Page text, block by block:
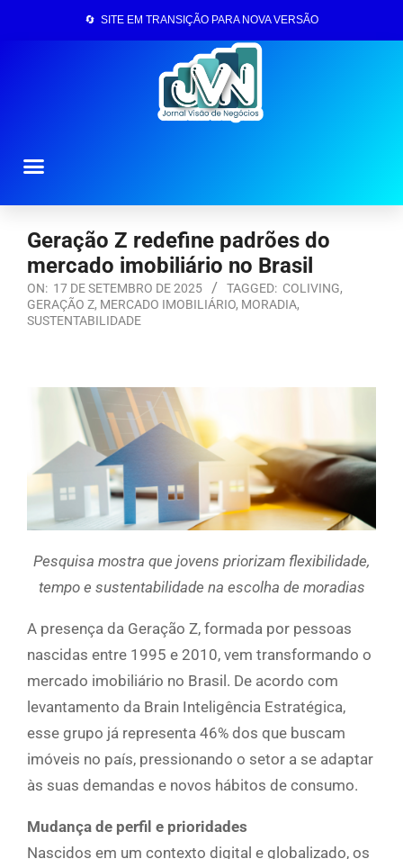
🔄 SITE EM TRANSIÇÃO PARA NOVA VERSÃO
Geração Z redefine padrões do
mercado imobiliário no Brasil
ON: 17 DE SETEMBRO DE 2025 TAGGED: COLIVING,
GERAÇÃO Z, MERCADO IMOBILIÁRIO, MORADIA,
SUSTENTABILIDADE
Pesquisa mostra que jovens priorizam flexibilidade,
tempo e sustentabilidade na escolha de moradias
A presença da Geração Z, formada por pessoas
nascidas entre 1995 e 2010, vem transformando o
mercado imobiliário no Brasil. De acordo com
levantamento da Brain Inteligência Estratégica,
esse grupo já representa 46% dos que buscam
imóveis no país, pressionando o setor a se adaptar
às suas demandas e novos hábitos de consumo.
Mudança de perfil e prioridades
Nascidos em um contexto digital e globalizado, os